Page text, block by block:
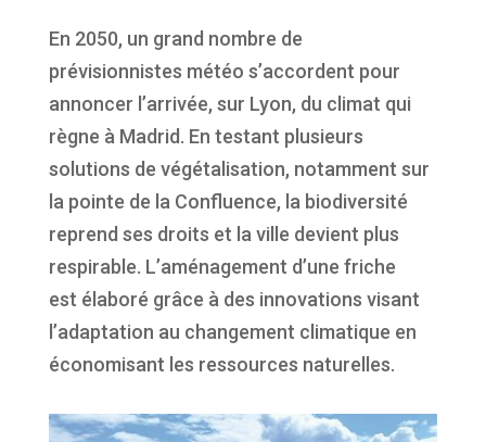
En 2050, un grand nombre de
prévisionnistes météo s’accordent pour
annoncer l’arrivée, sur Lyon, du climat qui
règne à Madrid. En testant plusieurs
solutions de végétalisation, notamment sur
la pointe de la Confluence, la biodiversité
reprend ses droits et la ville devient plus
respirable. L’aménagement d’une friche
est élaboré grâce à des innovations visant
l’adaptation au changement climatique en
économisant les ressources naturelles.